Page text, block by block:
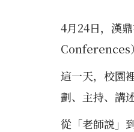
4月24日，漢
Conferences
這一天，校園
劃、主持、講
從「老師説」